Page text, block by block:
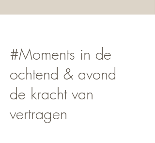
#Moments in de
ochtend & avond
de kracht van
vertragen